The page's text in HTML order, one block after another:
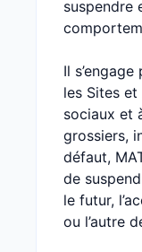
suspendre
Il
les Sites
sociaux et
grossiers,
défaut,
de
le futur,
ou l’autre